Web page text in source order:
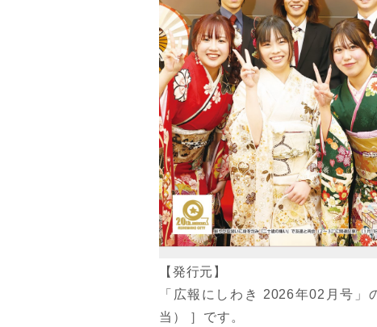
【発行元】
「広報にしわき 2026年02月号
当） ］です。